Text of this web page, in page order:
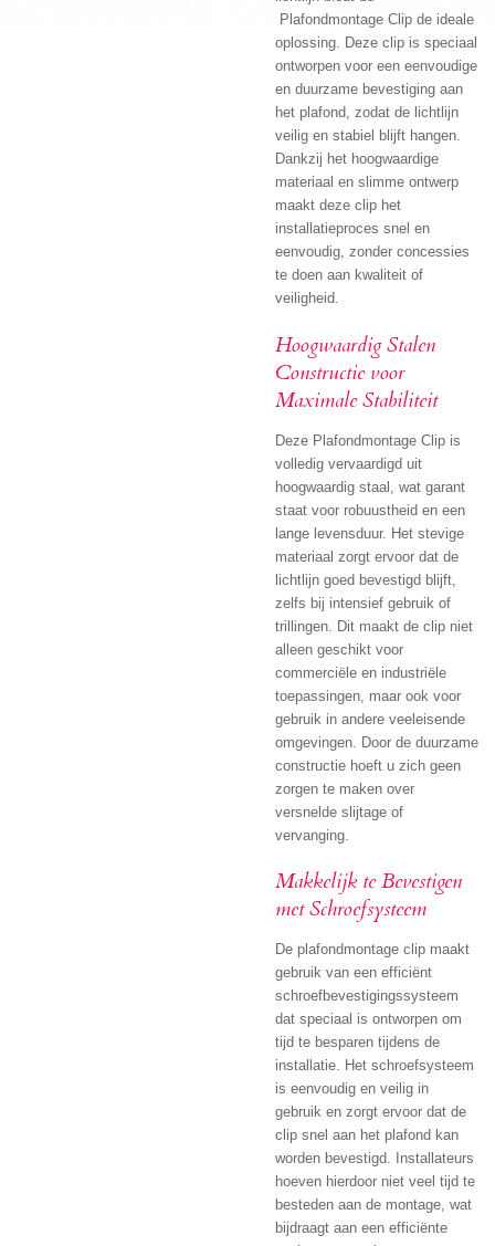
Plafondmontage Clip de ideale
oplossing. Deze clip is speciaal
ontworpen voor een eenvoudige
en duurzame bevestiging aan
het plafond, zodat de lichtlijn
veilig en stabiel blijft hangen.
Dankzij het hoogwaardige
materiaal en slimme ontwerp
maakt deze clip het
installatieproces snel en
eenvoudig, zonder concessies
te doen aan kwaliteit of
veiligheid.
Hoogwaardig Stalen
Constructie voor
Maximale Stabiliteit
Deze Plafondmontage Clip is
volledig vervaardigd uit
hoogwaardig staal, wat garant
staat voor robuustheid en een
lange levensduur. Het stevige
materiaal zorgt ervoor dat de
lichtlijn goed bevestigd blijft,
zelfs bij intensief gebruik of
trillingen. Dit maakt de clip niet
alleen geschikt voor
commerciële en industriële
toepassingen, maar ook voor
gebruik in andere veeleisende
omgevingen. Door de duurzame
constructie hoeft u zich geen
zorgen te maken over
versnelde slijtage of
vervanging.
Makkelijk te Bevestigen
met Schroefsysteem
De plafondmontage clip maakt
gebruik van een efficiënt
schroefbevestigingssysteem
dat speciaal is ontworpen om
tijd te besparen tijdens de
installatie. Het schroefsysteem
is eenvoudig en veilig in
gebruik en zorgt ervoor dat de
clip snel aan het plafond kan
worden bevestigd. Installateurs
hoeven hierdoor niet veel tijd te
besteden aan de montage, wat
bijdraagt aan een efficiënte